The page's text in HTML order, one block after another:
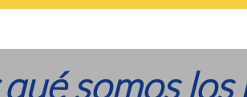
somos